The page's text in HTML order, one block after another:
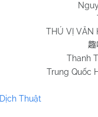
THÚ VỊ VĂN
趣
Thanh
Trung Quốc
Thuật